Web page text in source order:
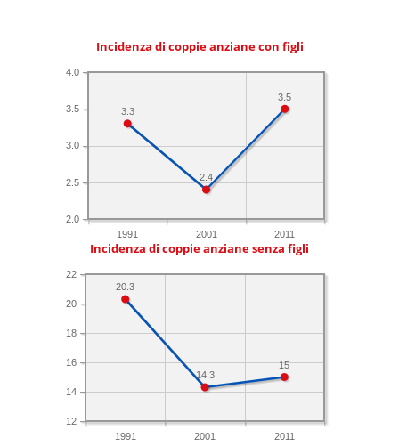
Incidenza di coppie anziane con figli
1991 2001 2011
2.0
2.5
3.0
3.5
4.0
3.5
2.4
3.3
Incidenza di coppie anziane senza figli
1991 2001 2011
12
14
16
18
20
22
15
14.3
20.3